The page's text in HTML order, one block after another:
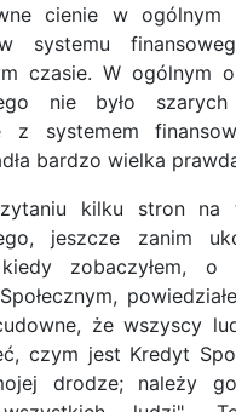
cienie w ogólnym
systemu
czasie. W ogólnym
nie było
z systemem
bardzo wielka
kilku stron na
jeszcze zanim
kiedy zobaczyłem,
że wszyscy
czym jest Kredyt
drodze; należy